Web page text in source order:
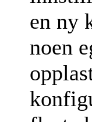
en ny
noen